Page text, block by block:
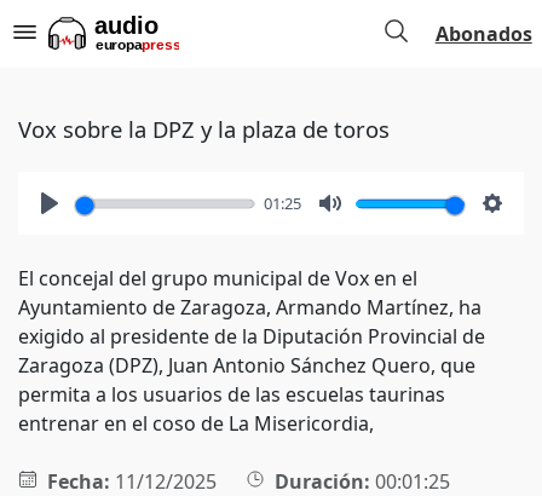
Abonados
Vox sobre la DPZ y la plaza de toros
01:25
El concejal del grupo municipal de Vox en el
Ayuntamiento de Zaragoza, Armando Martínez, ha
exigido al presidente de la Diputación Provincial de
Zaragoza (DPZ), Juan Antonio Sánchez Quero, que
permita a los usuarios de las escuelas taurinas
entrenar en el coso de La Misericordia,
Fecha: 11/12/2025 Duración: 00:01:25